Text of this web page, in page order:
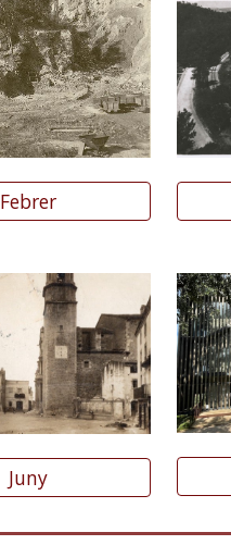
Febrer
Juny